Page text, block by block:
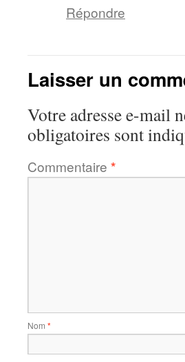
Répondre
Laisser un
Votre adresse e-mail
obligatoires sont
Commentaire *
Nom *